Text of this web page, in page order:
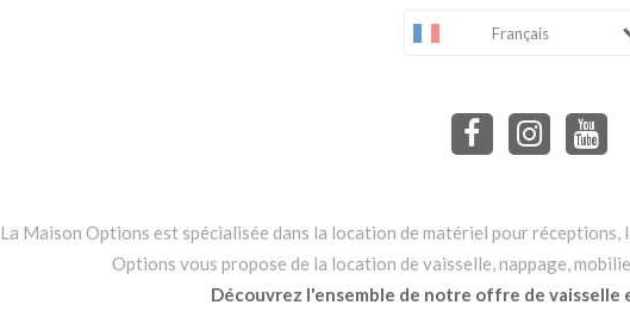
Français
La Maison Options est spécialisée dans la location de matériel pour réceptions,
Options vous propose de la location de vaisselle, nappage,
Découvrez l'ensemble de notre offre de vaisselle